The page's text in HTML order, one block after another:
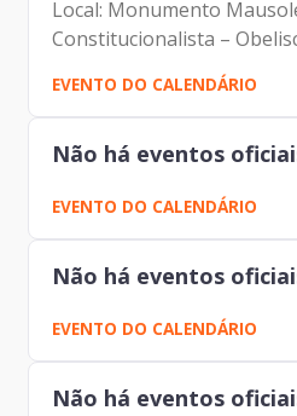
Local: Monumento
Constitucionalista –
Praça Ibrahim Nobre, s/nº,
Paulo
EVENTO DO CALENDÁRIO
Não há eventos
EVENTO DO CALENDÁRIO
Não há eventos
EVENTO DO CALENDÁRIO
Não há eventos